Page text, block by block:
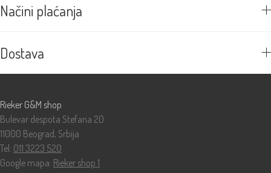
Načini plaćanja
Dostava
Rieker G&M shop
Bulevar despota Stefana 20
11000 Beograd, Srbija
Tel: 011 3223 520
Google mapa: Rieker shop 1